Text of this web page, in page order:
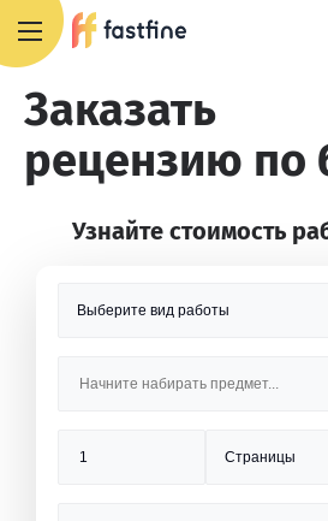
Заказать
рецензию по
Узнайте стоимость